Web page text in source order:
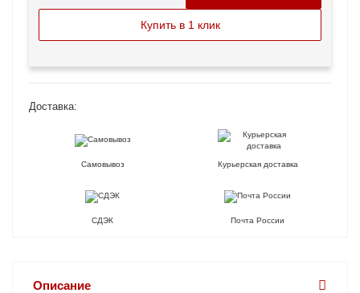
Купить в 1 клик
Доставка:
Самовывоз Курьерская доставка
СДЭК Почта России
Описание